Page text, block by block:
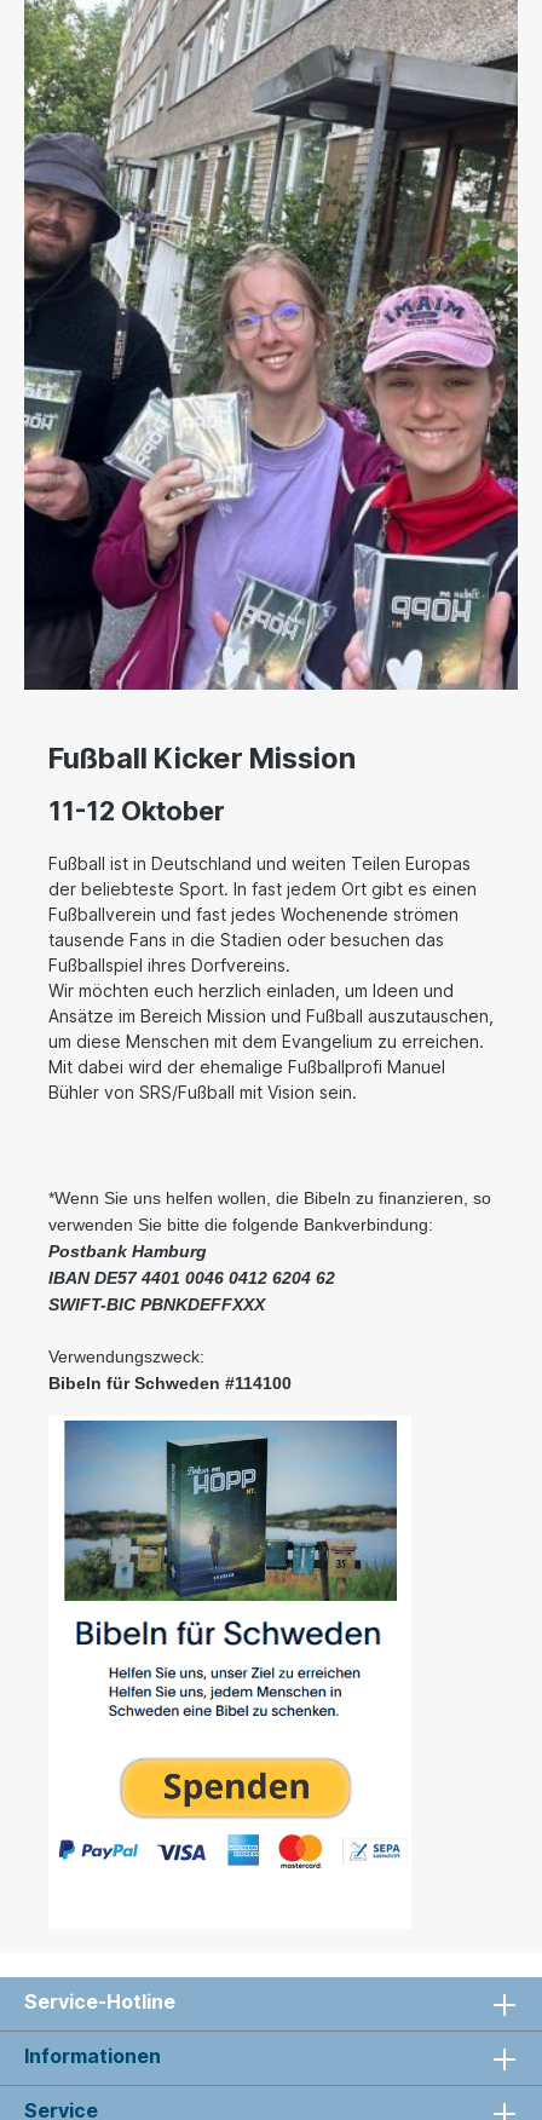
Fußball Kicker Mission
11-12 Oktober
Fußball ist in Deutschland und weiten Teilen Europas
der beliebteste Sport. In fast jedem Ort gibt es einen
Fußballverein und fast jedes Wochenende strömen
tausende Fans in die Stadien oder besuchen das
Fußballspiel ihres Dorfvereins.
Wir möchten euch herzlich einladen, um Ideen und
Ansätze im Bereich Mission und Fußball auszutauschen,
um diese Menschen mit dem Evangelium zu erreichen.
Mit dabei wird der ehemalige Fußballprofi Manuel
Bühler von SRS/Fußball mit Vision sein.
*Wenn Sie uns helfen wollen, die Bibeln zu finanzieren, so
verwenden Sie bitte die folgende Bankverbindung:
Postbank Hamburg
IBAN DE57 4401 0046 0412 6204 62
SWIFT-BIC PBNKDEFFXXX
Verwendungszweck:
Bibeln für Schweden #114100
Service-Hotline
Informationen
Service